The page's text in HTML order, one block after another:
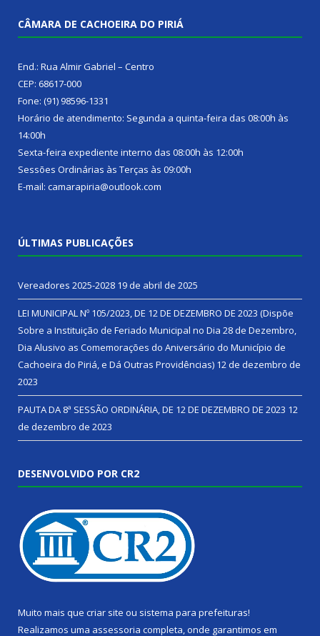
CÂMARA DE CACHOEIRA DO PIRIÁ
End.: Rua Almir Gabriel – Centro
CEP: 68617-000
Fone: (91) 98596-1331
Horário de atendimento: Segunda a quinta-feira das 08:00h às
14:00h
Sexta-feira expediente interno das 08:00h às 12:00h
Sessões Ordinárias às Terças às 09:00h
E-mail: camarapiria@outlook.com
ÚLTIMAS PUBLICAÇÕES
Vereadores 2025-2028 19 de abril de 2025
LEI MUNICIPAL Nº 105/2023, DE 12 DE DEZEMBRO DE 2023 (Dispõe
Sobre a Instituição de Feriado Municipal no Dia 28 de Dezembro,
Dia Alusivo as Comemorações do Aniversário do Município de
Cachoeira do Piriá, e Dá Outras Providências) 12 de dezembro de
2023
PAUTA DA 8ª SESSÃO ORDINÁRIA, DE 12 DE DEZEMBRO DE 2023 12
de dezembro de 2023
DESENVOLVIDO POR CR2
Muito mais que criar site ou sistema para prefeituras!
Realizamos uma assessoria completa, onde garantimos em